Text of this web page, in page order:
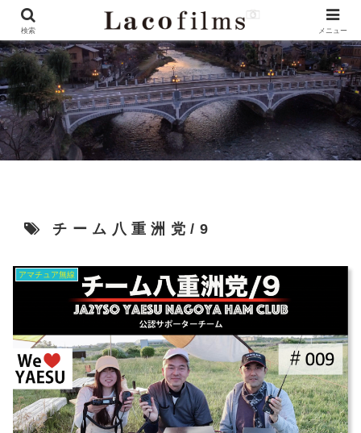
チーム八重洲党/9
アマチュア無線
検索 メニュー